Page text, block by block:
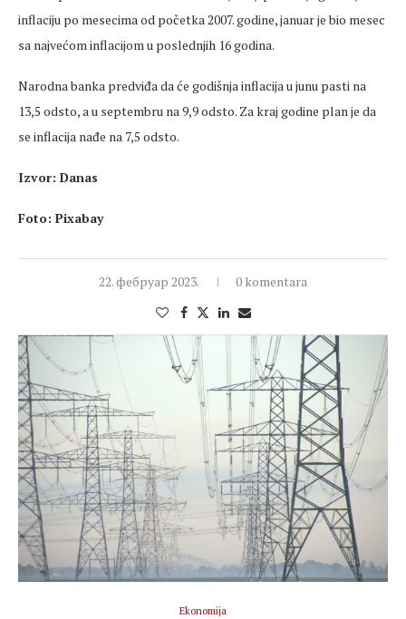
inflaciju po mesecima od početka 2007. godine, januar je bio mesec
sa najvećom inflacijom u poslednjih 16 godina.
Narodna banka predviđa da će godišnja inflacija u junu pasti na
13,5 odsto, a u septembru na 9,9 odsto. Za kraj godine plan je da
se inflacija nađe na 7,5 odsto.
Izvor: Danas
Foto: Pixabay
22. фебруар 2023. 0 komentara
Ekonomija